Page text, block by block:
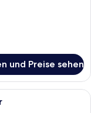
und Preise sehen
mit zwei Betten,